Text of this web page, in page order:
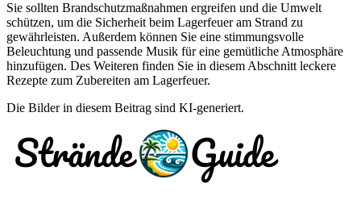
Sie sollten Brandschutzmaßnahmen ergreifen und die Umwelt
schützen, um die Sicherheit beim Lagerfeuer am Strand zu
gewährleisten. Außerdem können Sie eine stimmungsvolle
Beleuchtung und passende Musik für eine gemütliche Atmosphäre
hinzufügen. Des Weiteren finden Sie in diesem Abschnitt leckere
Rezepte zum Zubereiten am Lagerfeuer.
Die Bilder in diesem Beitrag sind KI-generiert.